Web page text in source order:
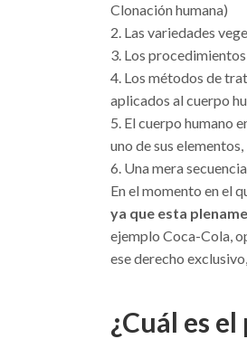
Clonación humana)
Las variedades
Los
Los métodos de
aplicados al cuerpo
El cuerpo humano
uno de sus
Una mera
En el momento en el
ya que esta
ejemplo Coca-Cola,
ese derecho
¿Cuál es